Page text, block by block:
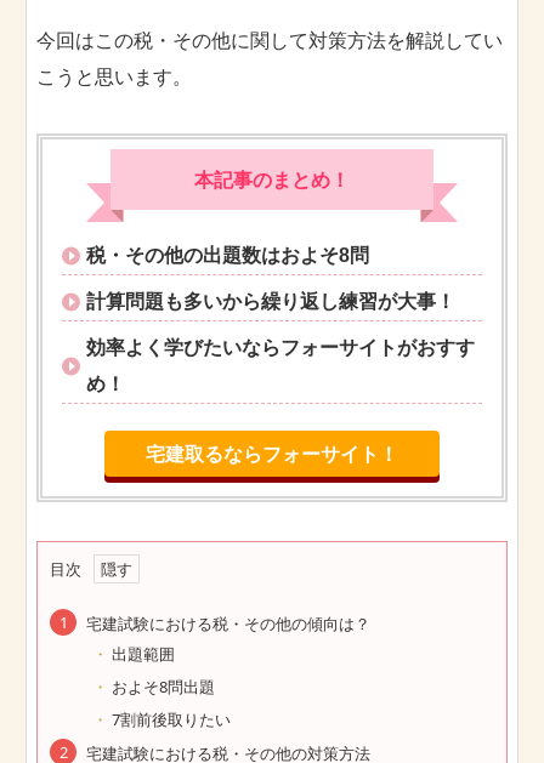
今回はこの税・その他に関して対策方法を解説してい
こうと思います。
本記事のまとめ！
税・その他の出題数はおよそ8問
計算問題も多いから繰り返し練習が大事！
効率よく学びたいならフォーサイトがおすす
め！
宅建取るならフォーサイト！
目次
宅建試験における税・その他の傾向は？
出題範囲
およそ8問出題
7割前後取りたい
宅建試験における税・その他の対策方法